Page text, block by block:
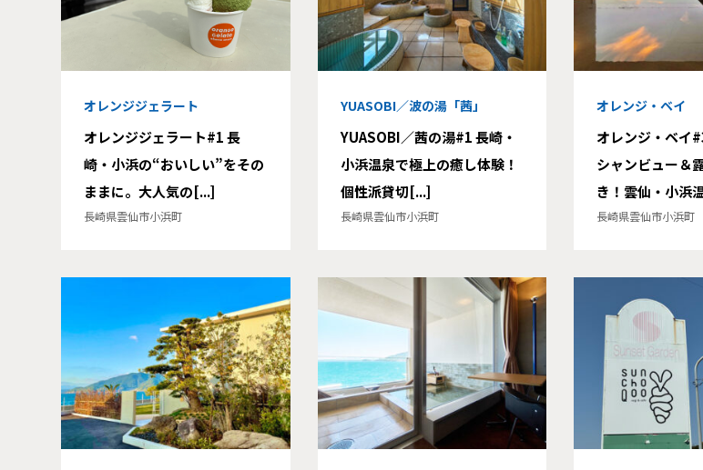
オレンジジェラート
オレンジジェラート#1 長
崎・小浜の“おいしい”をその
ままに。大人気の[...]
長崎県雲仙市小浜町
YUASOBI／波の湯「茜」
YUASOBI／茜の湯#1 長崎・
小浜温泉で極上の癒し体験！
個性派貸切[...]
長崎県雲仙市小浜町
オレンジ・ベイ
オレンジ・ベイ
シャンビュー＆
き！雲仙・小浜
長崎県雲仙市小浜町